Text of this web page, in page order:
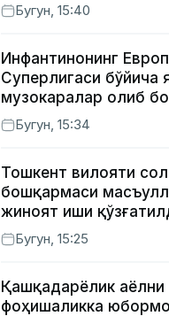
қозонмоқда
Бугун, 15:40
Инфантинонинг
Суперлигаси бўйича
музокаралар олиб
фош бўлди
Бугун, 15:34
Тошкент вилояти
бошқармаси
жиноят иши
Бугун, 15:25
Қашқадарёлик аёлни
фоҳишаликка